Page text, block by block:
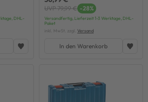
DHL-
UVP 79,99 € -28%
Versandfertig, Lieferzeit 1-3 Werktage, DHL-
Paket
inkl. MwSt. zzgl. Versand
In den Warenkorb